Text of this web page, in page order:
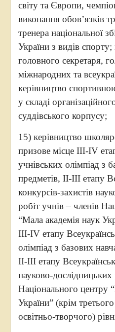
світу та Європи,
виконання обов’язків
тренера національної
України з видів
головного секретаря,
міжнародних та
керівництво
у складі
суддівського корпусу;
15) керівництво
призове місце III-IV
учнівських олімпіад з
предметів, II-III етапу
конкурсів-захистів
робіт учнів – членів
“Мала академія наук
III-IV етапу
олімпіад з базових
II-III етапу
науково-дослідницьких
Національного центру
України” (крім
освітньо-творчого)